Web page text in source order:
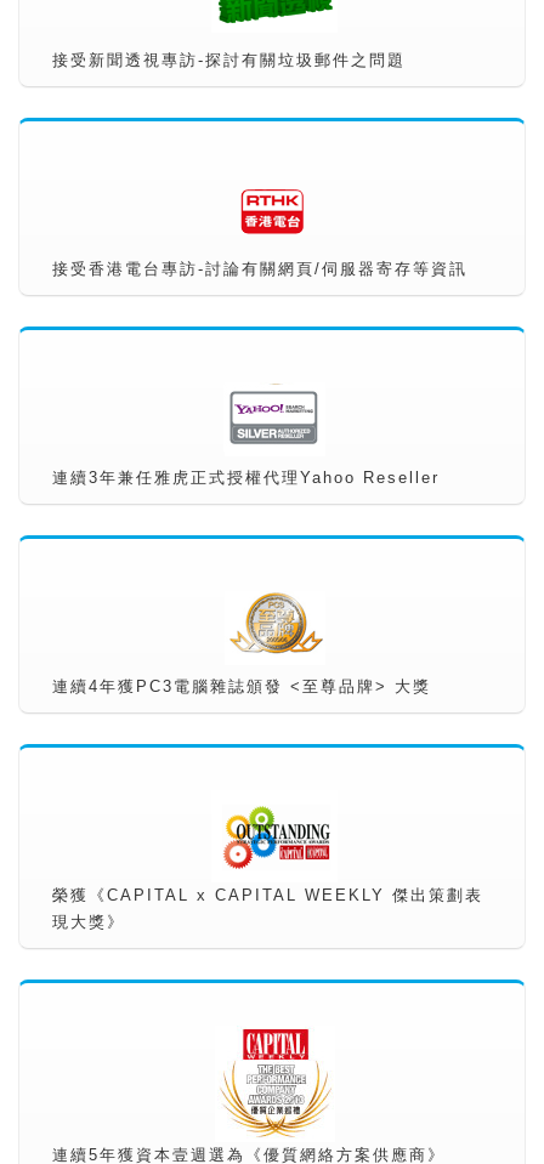
接受新聞透視專訪-探討有關垃圾郵件之問題
接受香港電台專訪-討論有關網頁/伺服器寄存等資訊
連續3年兼任雅虎正式授權代理Yahoo Reseller
連續4年獲PC3電腦雜誌頒發 <至尊品牌> 大獎
榮獲《CAPITAL x CAPITAL WEEKLY 傑出策劃表
現大獎》
連續5年獲資本壹週選為《優質網絡方案供應商》